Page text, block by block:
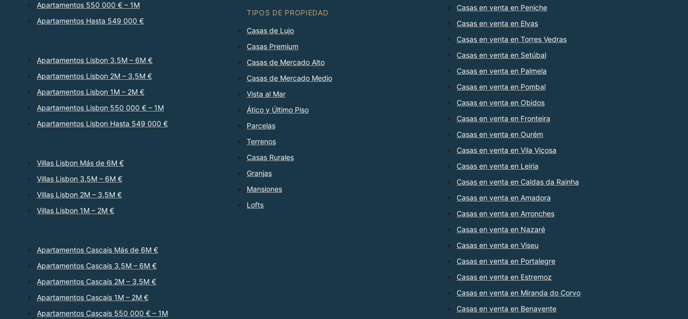
Apartamentos 550 000 € – 1M
Apartamentos Hasta 549 000 €
Apartamentos Lisbon 3,5M – 6M €
Apartamentos Lisbon 2M – 3,5M €
Apartamentos Lisbon 1M – 2M €
Apartamentos Lisbon 550 000 € – 1M
Apartamentos Lisbon Hasta 549 000 €
Villas Lisbon Más de 6M €
Villas Lisbon 3,5M – 6M €
Villas Lisbon 2M – 3,5M €
Villas Lisbon 1M – 2M €
Apartamentos Cascais Más de 6M €
Apartamentos Cascais 3,5M – 6M €
Apartamentos Cascais 2M – 3,5M €
Apartamentos Cascais 1M – 2M €
Apartamentos Cascais 550 000 € – 1M
TIPOS DE PROPIEDAD
Casas de Lujo
Casas Premium
Casas de Mercado Alto
Casas de Mercado Medio
Vista al Mar
Ático y Último Piso
Parcelas
Terrenos
Casas Rurales
Granjas
Mansiones
Lofts
Casas en venta en Peniche
Casas en venta en Elvas
Casas en venta en Torres Vedras
Casas en venta en Setúbal
Casas en venta en Palmela
Casas en venta en Pombal
Casas en venta en Obidos
Casas en venta en Fronteira
Casas en venta en Ourém
Casas en venta en Vila Viçosa
Casas en venta en Leiria
Casas en venta en Caldas da Rainha
Casas en venta en Amadora
Casas en venta en Arronches
Casas en venta en Nazaré
Casas en venta en Viseu
Casas en venta en Portalegre
Casas en venta en Estremoz
Casas en venta en Miranda do Corvo
Casas en venta en Benavente